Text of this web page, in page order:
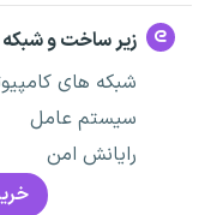
زیر ساخت و شبکه
شبکه های
سیستم عامل
رایانش امن